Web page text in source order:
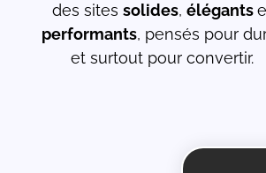
des sites solides, élégants
performants, pensés pour
et surtout pour convertir.